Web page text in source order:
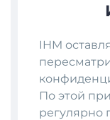
IHM
По этой
регулярно